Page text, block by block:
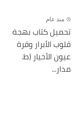
منذ عام
تحميل كتاب بهجة
قلوب الأبرار وقرة
عيون الأخيار (ط.
مدار...